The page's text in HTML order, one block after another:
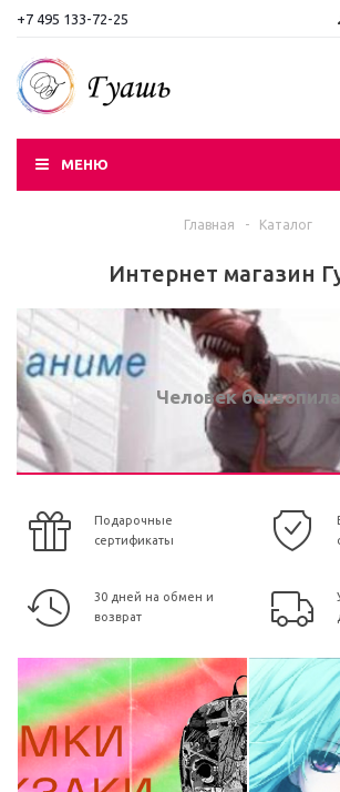
+7 495 133-72-25
МЕНЮ
Главная - Каталог
Интернет магазин
Человек бензопила
Подарочные
сертификаты
30 дней на обмен и
возврат